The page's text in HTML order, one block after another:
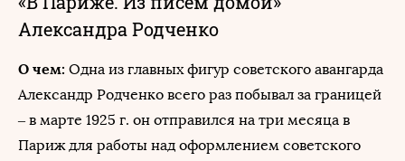
Александра Родченко
О чем: Одна из главных фигур советского авангарда
Александр Родченко всего раз побывал за границей
– в марте 1925 г. он отправился на три месяца в
Париж для работы над оформлением советского